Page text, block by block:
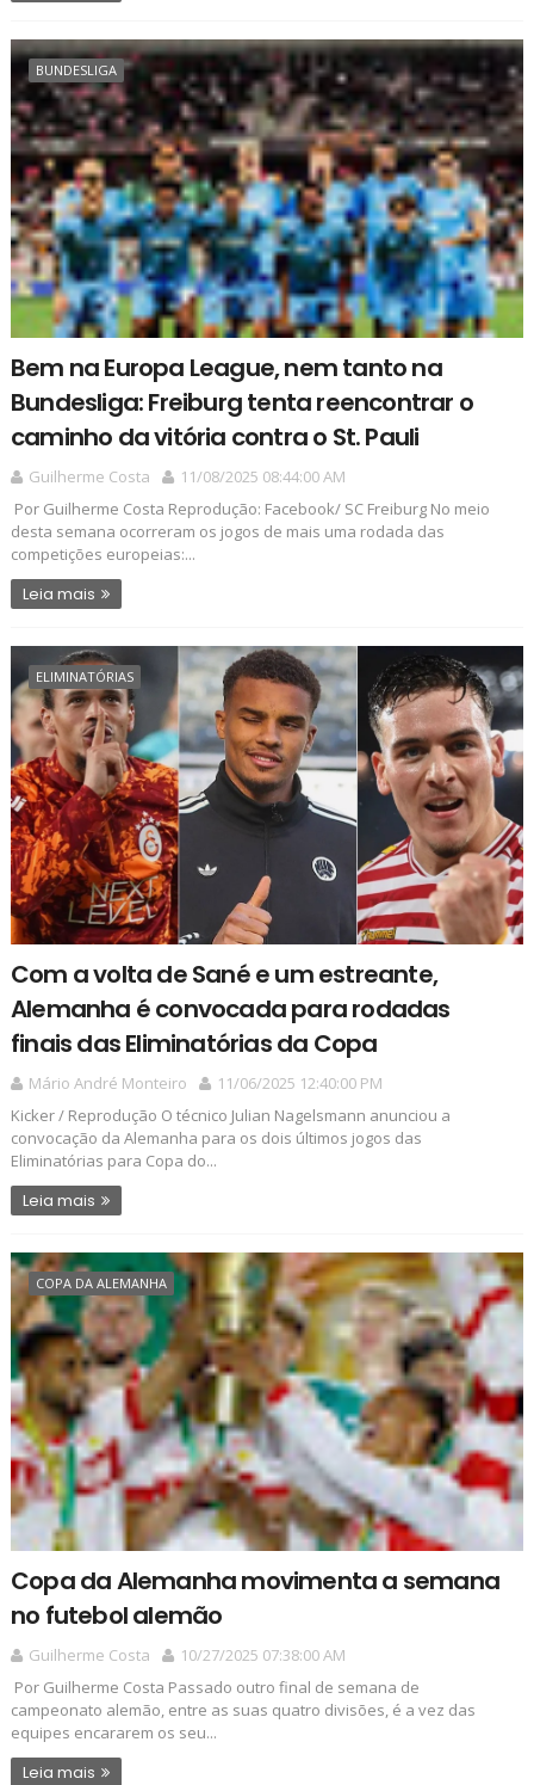
BUNDESLIGA
Bem na Europa League, nem tanto na
Bundesliga: Freiburg tenta reencontrar o
caminho da vitória contra o St. Pauli
Guilherme Costa
11/08/2025 08:44:00 AM
Por Guilherme Costa Reprodução: Facebook/ SC Freiburg No meio
desta semana ocorreram os jogos de mais uma rodada das
competições europeias:...
Leia mais
ELIMINATÓRIAS
Com a volta de Sané e um estreante,
Alemanha é convocada para rodadas
finais das Eliminatórias da Copa
Mário André Monteiro
11/06/2025 12:40:00 PM
Kicker / Reprodução O técnico Julian Nagelsmann anunciou a
convocação da Alemanha para os dois últimos jogos das
Eliminatórias para Copa do...
Leia mais
COPA DA ALEMANHA
Copa da Alemanha movimenta a semana
no futebol alemão
Guilherme Costa
10/27/2025 07:38:00 AM
Por Guilherme Costa Passado outro final de semana de
campeonato alemão, entre as suas quatro divisões, é a vez das
equipes encararem os seu...
Leia mais